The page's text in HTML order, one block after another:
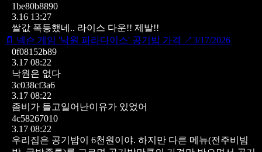
1be80b8890
3.16 13:27
쌀값 폭등했네.. 라이스 다운!! 제발!!
📄 넥슨 게임 '낙원 파라다이스' 공기밥 가격 ↗3/17/2026
0f08152b89
3.17 08:22
낙원은 없다
3c038cf3a6
3.17 08:22
좀비가 들고일어난이유가 있었어
4c58267010
3.17 08:22
우리집은 공기밥이 6천원이야. 하지만 다른 메뉴(전주비빔